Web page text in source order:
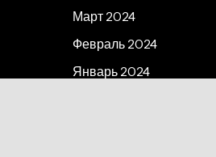
Март 2024
Февраль 2024
Январь 2024